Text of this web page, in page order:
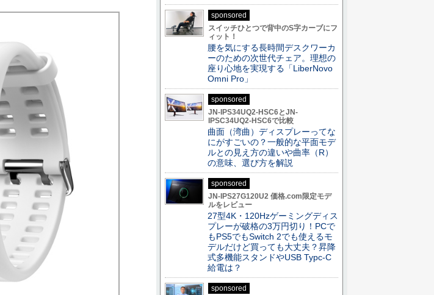
sponsored
スイッチひとつで背中のS字カーブにフ
ィット！
腰を気にする長時間デスクワーカ
ーのための次世代チェア。理想の
座り心地を実現する「LiberNovo
Omni Pro」
sponsored
JN-IPS34UQ2-HSC6とJN-
IPSC34UQ2-HSC6で比較
曲面（湾曲）ディスプレーってな
にがすごいの？一般的な平面モデ
ルとの見え方の違いや曲率（R）
の意味、選び方を解説
sponsored
JN-IPS27G120U2 価格.com限定モデ
ルをレビュー
27型4K・120Hzゲーミングディス
プレーが破格の3万円切り！PCで
もPS5でもSwitch 2でも使えるモ
デルだけど買っても大丈夫？昇降
式多機能スタンドやUSB Typc-C
給電は？
sponsored